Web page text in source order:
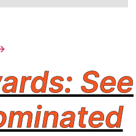
See